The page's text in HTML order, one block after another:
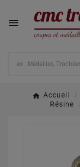

Accueil
Résine